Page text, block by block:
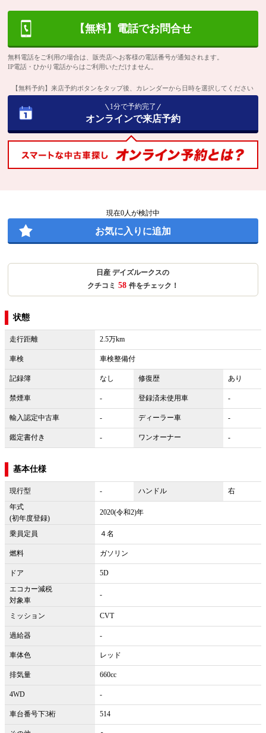
【無料】電話でお問合せ
無料電話をご利用の場合は、販売店へお客様の電話番号が通知されます。
IP電話・ひかり電話からはご利用いただけません。
【無料予約】来店予約ボタンをタップ後、カレンダーから日時を選択してください
1分で予約完了
オンラインで来店予約
現在0人が検討中
お気に入りに追加
日産 デイズルークスの
クチコミ 58 件をチェック！
状態
走行距離 2.5万km
車検 車検整備付
記録簿 なし 修復歴 あり
禁煙車 - 登録済未使用車 -
輸入認定中古車 - ディーラー車 -
鑑定書付き - ワンオーナー -
基本仕様
現行型 - ハンドル
右
年式
(初年度登録)
2020(令和2)年
乗員定員 ４名
燃料 ガソリン
ドア
5D
エコカー減税
対象車
-
ミッション CVT
過給器 -
車体色 レッド
排気量 660cc
4WD -
車台番号下3桁 514